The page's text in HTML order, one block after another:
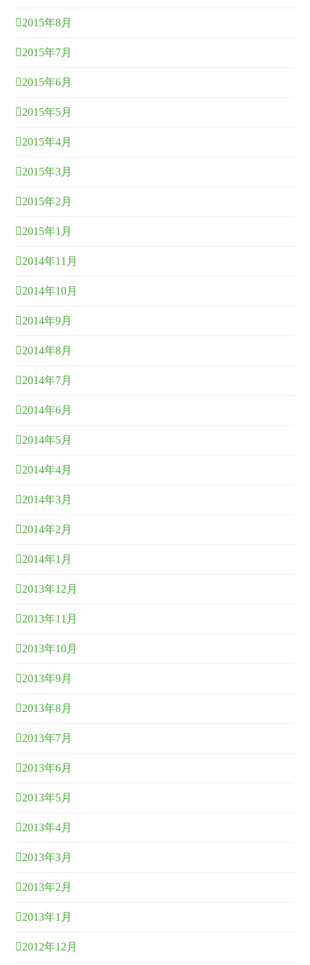
2015年8月
2015年7月
2015年6月
2015年5月
2015年4月
2015年3月
2015年2月
2015年1月
2014年11月
2014年10月
2014年9月
2014年8月
2014年7月
2014年6月
2014年5月
2014年4月
2014年3月
2014年2月
2014年1月
2013年12月
2013年11月
2013年10月
2013年9月
2013年8月
2013年7月
2013年6月
2013年5月
2013年4月
2013年3月
2013年2月
2013年1月
2012年12月